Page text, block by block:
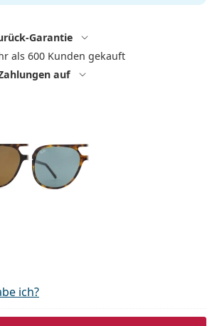
ist offline
Garantie
als 600 Kunden gekauft
auf
ich?